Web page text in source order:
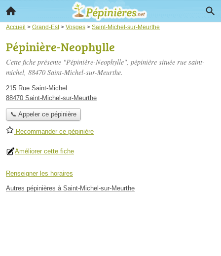
Accueil > Grand-Est> Vosges > Saint-Michel-sur-Meurthe
Pépinière-Neophylle
Cette fiche présente "Pépinière-Neophylle", pépinière située rue saint-
michel, 88470 Saint-Michel-sur-Meurthe.
215 Rue Saint-Michel
88470 Saint-Michel-sur-Meurthe
📞 Appeler ce pépinière
Recommander ce pépinière
Améliorer cette fiche
Renseigner les horaires
Autres pépinières à Saint-Michel-sur-Meurthe